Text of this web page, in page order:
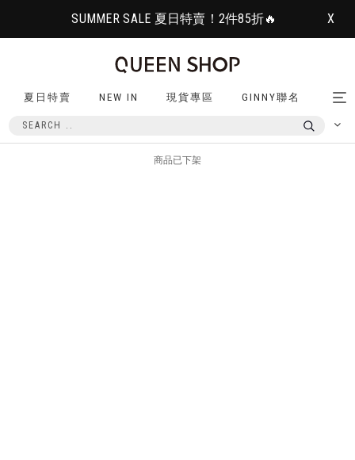
SUMMER SALE 夏日特賣！2件85折🔥 X
夏日特賣 NEW IN 現貨專區 GINNY聯名
商品已下架